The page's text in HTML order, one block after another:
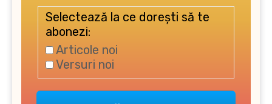
Selectează la ce dorești să te
abonezi:
Articole noi
Versuri noi